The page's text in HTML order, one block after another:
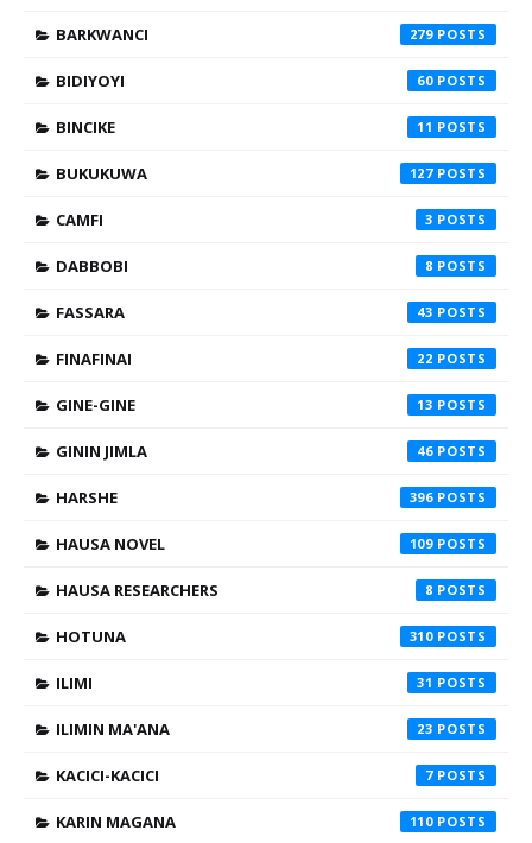
BARKWANCI 279
BIDIYOYI 60
BINCIKE 11
BUKUKUWA 127
CAMFI 3
DABBOBI 8
FASSARA 43
FINAFINAI 22
GINE-GINE 13
GININ JIMLA 46
HARSHE 396
HAUSA NOVEL 109
HAUSA RESEARCHERS 8
HOTUNA 310
ILIMI 31
ILIMIN MA'ANA 23
KACICI-KACICI 7
KARIN MAGANA 110